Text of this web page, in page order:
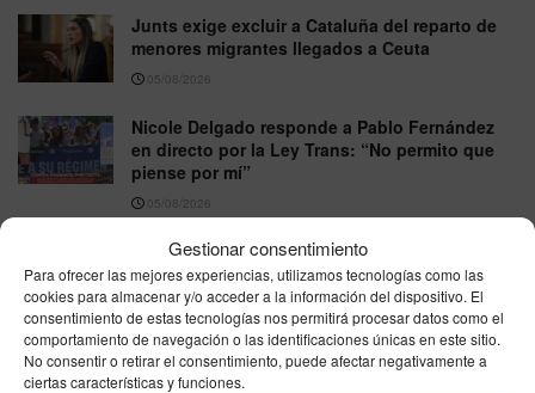
Gestionar consentimiento
Para ofrecer las mejores experiencias, utilizamos tecnologías como las
cookies para almacenar y/o acceder a la información del dispositivo. El
consentimiento de estas tecnologías nos permitirá procesar datos como el
comportamiento de navegación o las identificaciones únicas en este sitio.
No consentir o retirar el consentimiento, puede afectar negativamente a
ciertas características y funciones.
Junts exige excluir a Cataluña del reparto de
menores migrantes llegados a Ceuta
05/08/2026
Nicole Delgado responde a Pablo Fernández
en directo por la Ley Trans: “No permito que
piense por mí”
05/08/2026
VER MÁS
Última hora